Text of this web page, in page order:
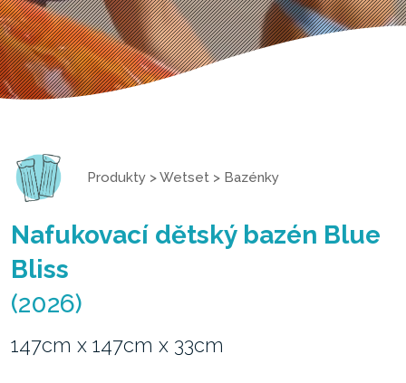
Produkty >Wetset > Bazénky
Nafukovací dětský bazén Blue
Bliss
(2026)
147cm x 147cm x 33cm